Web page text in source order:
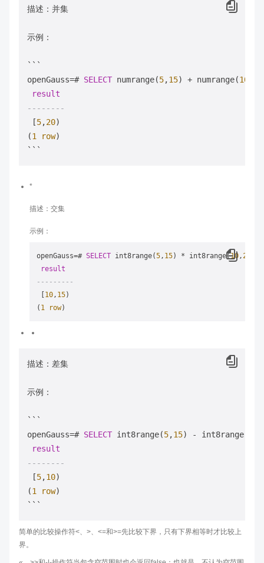
描述：并集
示例：
```
openGauss=# SELECT numrange(5,15) + numrange(10
result
--------
[5,20)
(1 row)
*
描述：交集
示例：
openGauss=# SELECT int8range(5, 15) * int8range(10,20
result
---------
10, 15)
( 1 row
描述：差集
示例：
```
openGauss=# SELECT int8range(5,15) - int8range(
result
--------
[5,10)
(1 row)
简单的比较操作符<、>、<=和>=先比较下界，只有下界相等时才比较上
界。